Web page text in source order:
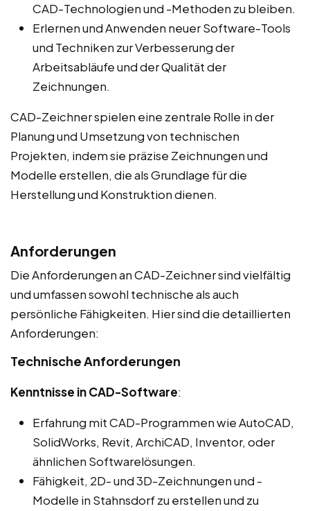
CAD-Technologien und -Methoden zu bleiben.
Erlernen und Anwenden neuer Software-Tools
und Techniken zur Verbesserung der
Arbeitsabläufe und der Qualität der
Zeichnungen.
CAD-Zeichner spielen eine zentrale Rolle in der
Planung und Umsetzung von technischen
Projekten, indem sie präzise Zeichnungen und
Modelle erstellen, die als Grundlage für die
Herstellung und Konstruktion dienen.
Anforderungen
Die Anforderungen an CAD-Zeichner sind vielfältig
und umfassen sowohl technische als auch
persönliche Fähigkeiten. Hier sind die detaillierten
Anforderungen:
Technische Anforderungen
Kenntnisse in CAD-Software:
Erfahrung mit CAD-Programmen wie AutoCAD,
SolidWorks, Revit, ArchiCAD, Inventor, oder
ähnlichen Softwarelösungen.
Fähigkeit, 2D- und 3D-Zeichnungen und -
Modelle in Stahnsdorf zu erstellen und zu